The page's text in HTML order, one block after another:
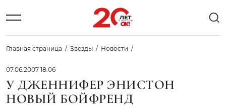
Главная страница Звезды Новости
07.06.2007 18:06
У ДЖЕННИФЕР ЭНИСТОН
НОВЫЙ БОЙФРЕНД